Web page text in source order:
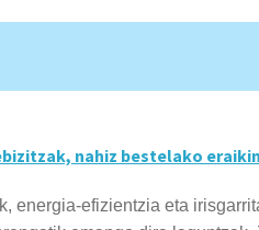
nahiz bestelako
energia-efizientzia eta